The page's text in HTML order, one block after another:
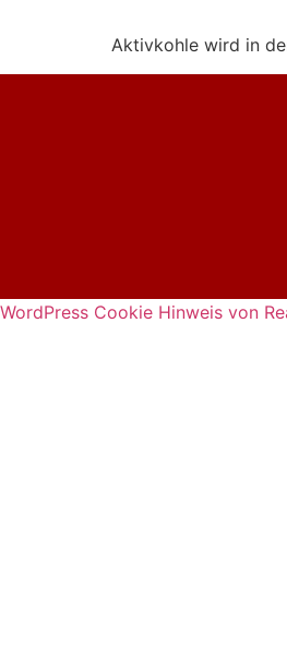
Aktivkohle wird in
WordPress Cookie Hinweis von